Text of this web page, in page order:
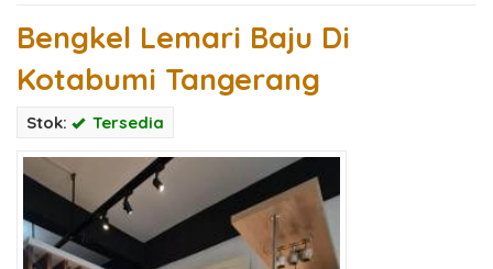
Bengkel Lemari Baju Di
Kotabumi Tangerang
Stok: Tersedia